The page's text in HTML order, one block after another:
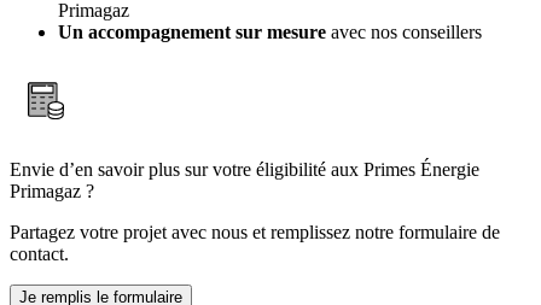
Primagaz
Un accompagnement sur mesure avec nos conseillers
Envie d’en savoir plus sur votre éligibilité aux Primes Énergie
Primagaz ?
Partagez votre projet avec nous et remplissez notre formulaire de
contact.
Je remplis le formulaire